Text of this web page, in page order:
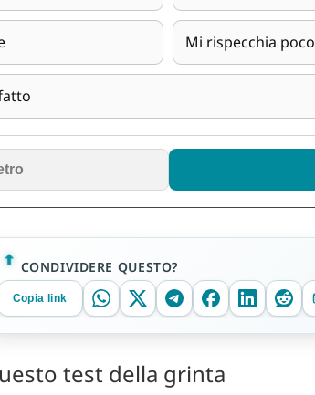
Mi rispecchia poco
CONDIVIDERE QUESTO?
Copia link
test della grinta